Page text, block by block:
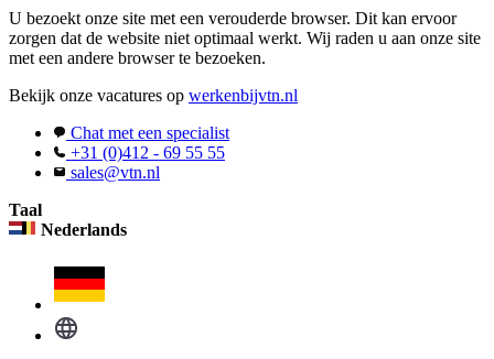
U bezoekt onze site met een verouderde browser. Dit kan ervoor
zorgen dat de website niet optimaal werkt. Wij raden u aan onze site
met een andere browser te bezoeken.
Bekijk onze vacatures op werkenbijvtn.nl
Chat met een specialist
+31 (0)412 - 69 55 55
sales@vtn.nl
Taal
Nederlands